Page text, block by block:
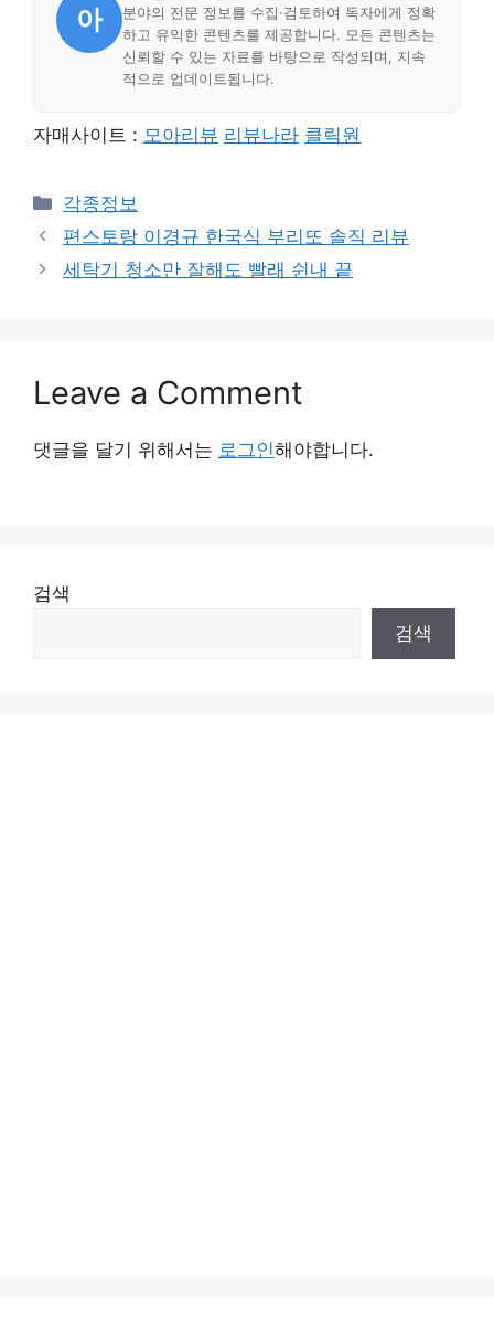
아
분야의 전문 정보를 수집·검토하여 독자에게 정확
하고 유익한 콘텐츠를 제공합니다. 모든 콘텐츠는
신뢰할 수 있는 자료를 바탕으로 작성되며, 지속
적으로 업데이트됩니다.
자매사이트 : 모아리뷰 리뷰나라 클릭원
Categories
각종정보
편스토랑 이경규 한국식 부리또 솔직 리뷰
세탁기 청소만 잘해도 빨래 쉰내 끝
Leave a Comment
댓글을 달기 위해서는 로그인해야합니다.
검색
검색